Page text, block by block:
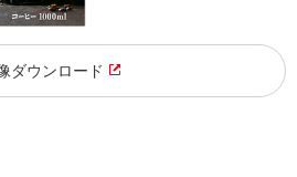
ダウンロード